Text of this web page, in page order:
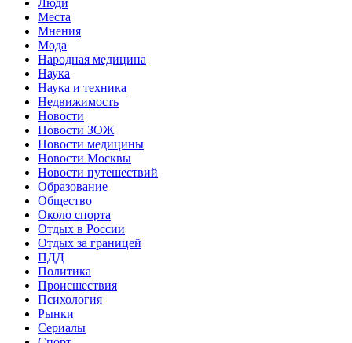
Места
Мнения
Мода
Народная медицина
Наука
Наука и техника
Недвижимость
Новости
Новости ЗОЖ
Новости медицины
Новости Москвы
Новости путешествий
Образование
Общество
Около спорта
Отдых в России
Отдых за границей
ПДД
Политика
Происшествия
Психология
Рынки
Сериалы